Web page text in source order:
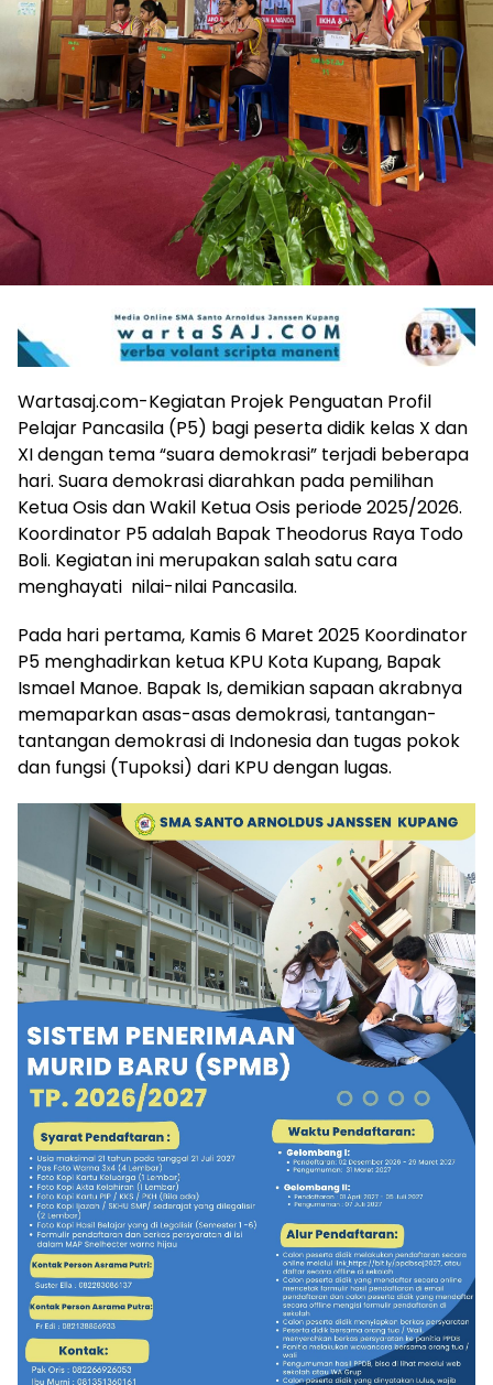
Wartasaj.com-Kegiatan Projek Penguatan Profil
Pelajar Pancasila (P5) bagi peserta didik kelas X dan
XI dengan tema “suara demokrasi” terjadi beberapa
hari. Suara demokrasi diarahkan pada pemilihan
Ketua Osis dan Wakil Ketua Osis periode 2025/2026.
Koordinator P5 adalah Bapak Theodorus Raya Todo
Boli. Kegiatan ini merupakan salah satu cara
menghayati nilai-nilai Pancasila.
Pada hari pertama, Kamis 6 Maret 2025 Koordinator
P5 menghadirkan ketua KPU Kota Kupang, Bapak
Ismael Manoe. Bapak Is, demikian sapaan akrabnya
memaparkan asas-asas demokrasi, tantangan-
tantangan demokrasi di Indonesia dan tugas pokok
dan fungsi (Tupoksi) dari KPU dengan lugas.